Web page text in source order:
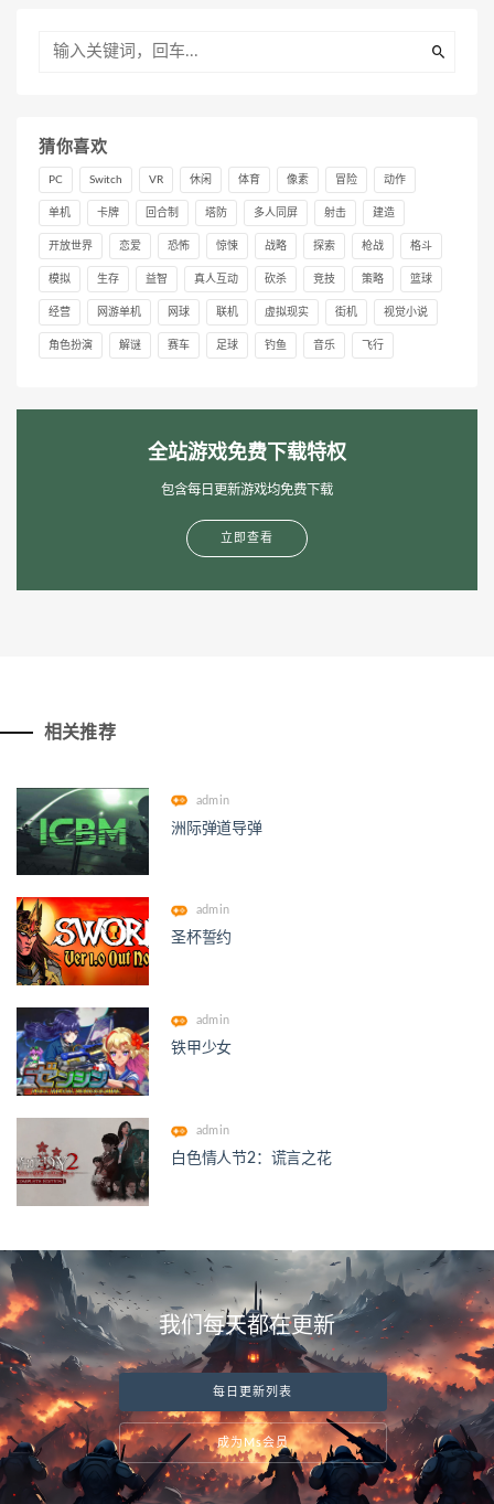
猜你喜欢
PC Switch VR 休闲 体育 像素 冒险 动作
单机 卡牌 回合制 塔防 多人同屏 射击 建造
开放世界 恋爱 恐怖 惊悚 战略 探索 枪战 格斗
模拟 生存 益智 真人互动 砍杀 竞技 策略 篮球
经营 网游单机 网球 联机 虚拟现实 街机 视觉小说
角色扮演 解谜 赛车 足球 钓鱼 音乐 飞行
全站游戏免费下载特权
包含每日更新游戏均免费下载
立即查看
相关推荐
admin
洲际弹道导弹
admin
圣杯誓约
admin
铁甲少女
admin
白色情人节2：谎言之花
我们每天都在更新
每日更新列表
成为Ms会员